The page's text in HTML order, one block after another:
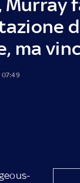
Murray
ma
07:49